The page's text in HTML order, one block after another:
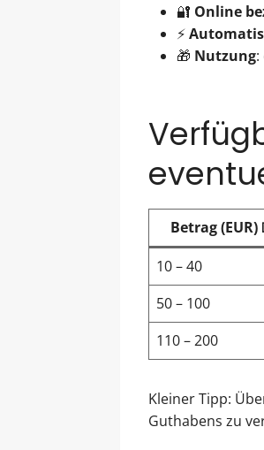
🔐 Online
⚡
🎁 Nutzung
Betrag (EUR)
10 – 40
50 – 100
110 – 200
Kleiner Tipp:
Guthabens zu